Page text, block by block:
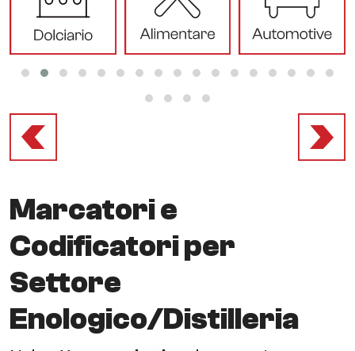
Marcatori e
Codificatori per
Settore
Enologico/Distilleria